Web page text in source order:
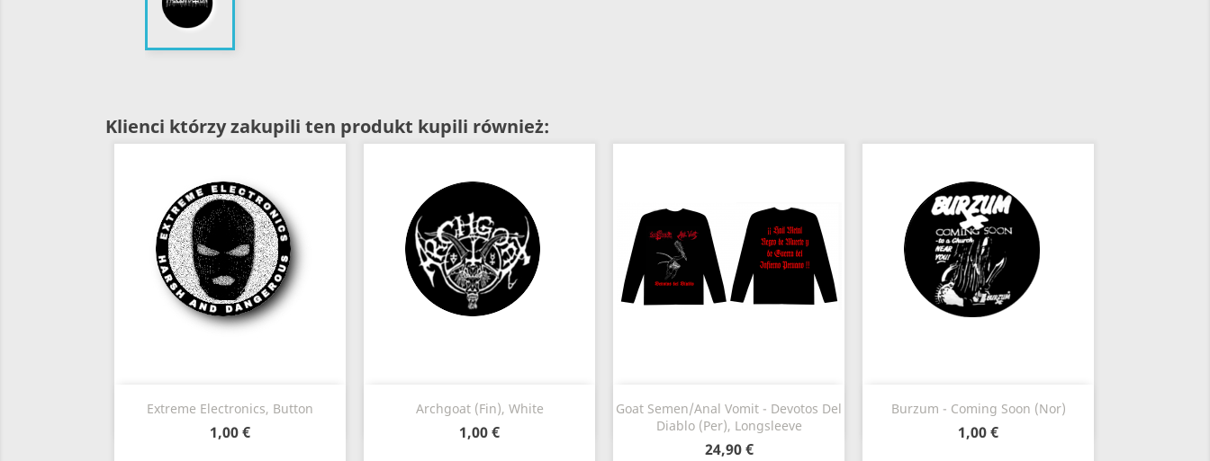
Klienci którzy zakupili ten produkt kupili również:
Extreme Electronics, Button
1,00 €
 Szybki podgląd Archgoat (Fin), White
1,00 €
Szybki podgląd
Goat Semen/Anal Vomit - Devotos Del
Diablo (Per), Longsleeve
24,90 €
 Szybki podgląd Burzum - Coming Soon (Nor)
1,00 €
 Szybki podgląd